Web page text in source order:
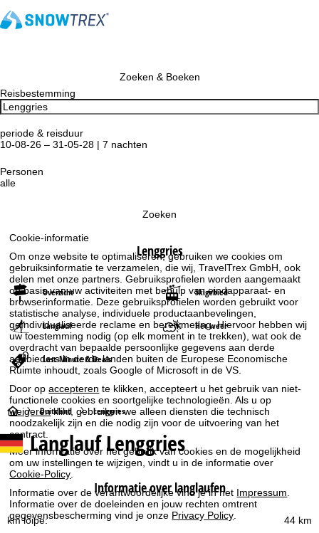
Cookie-informatie
Om onze website te optimaliseren, gebruiken we cookies om
gebruiksinformatie te verzamelen, die wij, TravelTrex GmbH, ook
delen met onze partners. Gebruiksprofielen worden aangemaakt
op basis van uw activiteiten met behulp van eindapparaat- en
browserinformatie. Deze gebruiksprofielen worden gebruikt voor
statistische analyse, individuele productaanbevelingen,
geïndividualiseerde reclame en bereikmeting. Hiervoor hebben wij
uw toestemming nodig (op elk moment in te trekken), wat ook de
overdracht van bepaalde persoonlijke gegevens aan derde
aanbieders in derde landen buiten de Europese Economische
Ruimte inhoudt, zoals Google of Microsoft in de VS.
Door opaccepteren te klikken, accepteert u het gebruik van niet-
functionele cookies en soortgelijke technologieën. Als u op
weigerenklikt, gebruiken we alleen diensten die technisch
noodzakelijk zijn en die nodig zijn voor de uitvoering van het
contract.
Meer informatie over het gebruik van cookies en de mogelijkheid
om uw instellingen te wijzigen, vindt u in de informatie over
Cookie-Policy
Informatie over de verantwoordelijke vind je in het Impressum
Informatie over de doeleinden en jouw rechten omtrent
gegevensbescherming vind je onze Privacy Policy
Zoeken & Boeken
Reisbestemming
periode & reisduur
10-08-26 – 31-05-28 | 7 nachten
Personen
alle
Zoeken
Lenggries
Overzicht Skigebied
Langlauf Het weer
Last-Minute & Deals
S
t
a
r
t
Duitsland Lenggries
Langlauf Lenggries
Informatie over langlaufen
44 km
km loipe: